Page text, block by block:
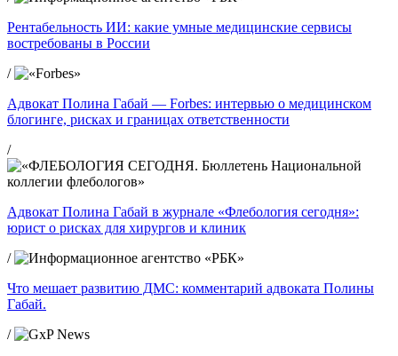
Рентабельность ИИ: какие умные медицинские сервисы
востребованы в России
/
Адвокат Полина Габай — Forbes: интервью о медицинском
блогинге, рисках и границах ответственности
/
Адвокат Полина Габай в журнале «Флебология сегодня»:
юрист о рисках для хирургов и клиник
/
Что мешает развитию ДМС: комментарий адвоката Полины
Габай.
/